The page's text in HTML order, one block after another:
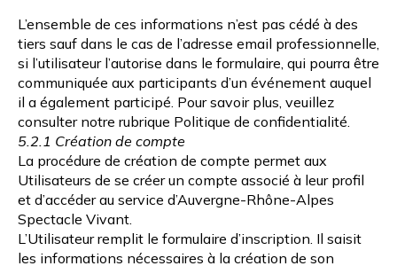
L’ensemble de ces informations n’est pas cédé à des
tiers sauf dans le cas de l’adresse email professionnelle,
si l’utilisateur l’autorise dans le formulaire, qui pourra être
communiquée aux participants d’un événement auquel
il a également participé. Pour savoir plus, veuillez
consulter notre rubrique Politique de confidentialité
5.2.1 Création de compte
La procédure de création de compte permet aux
Utilisateurs de se créer un compte associé à leur profil
et d’accéder au service d’Auvergne-Rhône-Alpes
Spectacle Vivant.
L’Utilisateur remplit le formulaire d’inscription. Il saisit
les informations nécessaires à la création de son